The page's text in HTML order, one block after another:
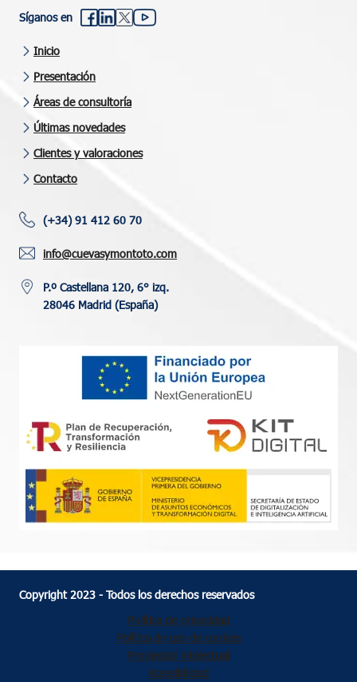
Síganos en
Inicio
Presentación
Áreas de consultoría
Últimas novedades
Clientes y valoraciones
Contacto
(+34) 91 412 60 70
info@cuevasymontoto.com
P.º Castellana 120, 6° izq.
28046 Madrid (España)
Copyright 2023 - Todos los derechos reservados
Política de privacidad
Política de uso de cookies
Propiedad intelectual
Accesibilidad